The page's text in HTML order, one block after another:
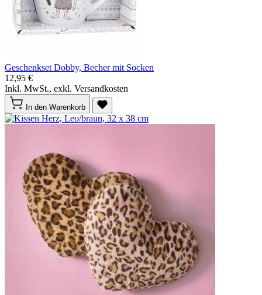
Geschenkset Dobby, Becher mit Socken
12,95 €
Inkl. MwSt., exkl. Versandkosten
In den Warenkorb